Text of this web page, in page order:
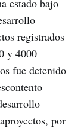
registrados
y 4000
fue detenido
por